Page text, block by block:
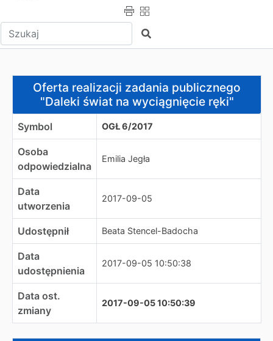
Wpisz tekst do wyszukania Szukaj
Oferta realizacji zadania publicznego "Daleki świat na
Oferta realizacji zadania publicznego
"Daleki świat na wyciągnięcie ręki"
Symbol OGŁ 6/2017
Osoba
odpowiedzialna
Emilia Jegła
Data
utworzenia
2017-09-05
Udostępnił Beata Stencel-Badocha
Data
udostępnienia
2017-09-05 10:50:38
Data ost.
zmiany
2017-09-05 10:50:39